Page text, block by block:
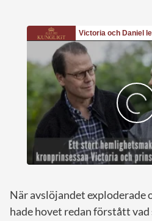
När avslöjandet exploderade
hade hovet redan förstått vad